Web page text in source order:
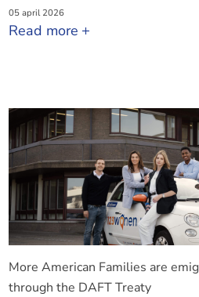
05 april 2026
Read more
More American Families are
through the DAFT Treaty